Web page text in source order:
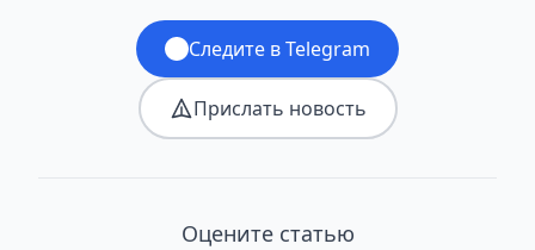
Следите в Telegram
Прислать новость
Оцените статью